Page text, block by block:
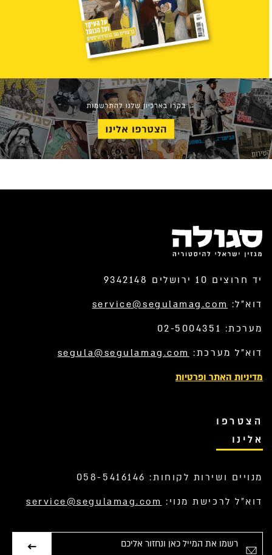
יד חרוצים 10 ירושלים 9342148
דוא”ל: service@segulamag.com
מערכת: 02-5004351
דוא”ל מערכת: segula@segulamag.com
מדיניות האתר ופרטיות
הצטרפו
אלינו
מנויים ושירות לקוחות: 058-5416146
דוא”ל לרכישת מנוי: service@segulamag.com